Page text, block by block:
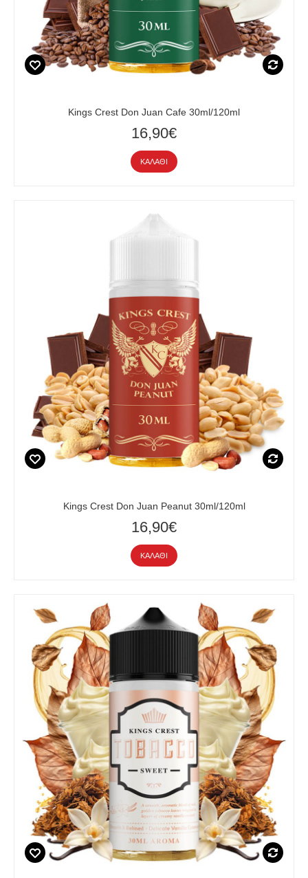
Kings Crest Don Juan Cafe 30ml/120ml
16,90€
ΚΑΛΆΘΙ
Kings Crest Don Juan Peanut 30ml/120ml
16,90€
ΚΑΛΆΘΙ